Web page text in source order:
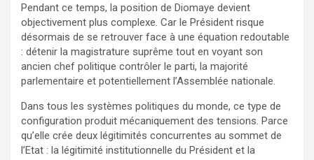
Pendant ce temps, la position de Diomaye devient
objectivement plus complexe. Car le Président risque
désormais de se retrouver face à une équation redoutable
: détenir la magistrature suprême tout en voyant son
ancien chef politique contrôler le parti, la majorité
parlementaire et potentiellement l’Assemblée nationale.
Dans tous les systèmes politiques du monde, ce type de
configuration produit mécaniquement des tensions. Parce
qu’elle crée deux légitimités concurrentes au sommet de
l’Etat : la légitimité institutionnelle du Président et la